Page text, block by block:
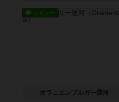
レビュー
オラニエンブルガー運河